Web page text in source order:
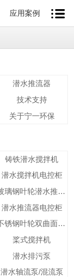
应用案例
潜水推流器
技术支持
关于宁一环保
铸铁潜水搅拌机
潜水搅拌机电控柜
玻璃钢叶轮潜水推流器
潜水推流器电控柜
不锈钢叶轮双曲面搅拌机
桨式搅拌机
潜水排污泵
潜水轴流泵/混流泵